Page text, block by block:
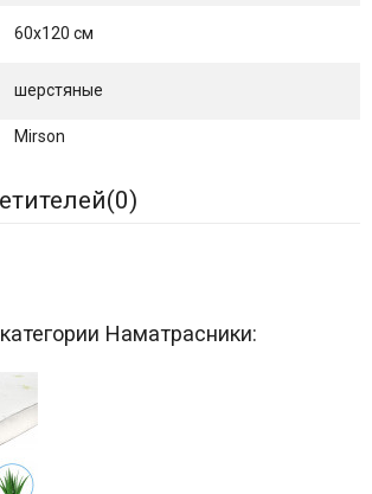
60х120 см
шерстяные
Mirson
0)
Наматрасники: